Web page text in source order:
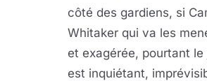
côté des gardiens, si
Whitaker qui va les
et exagérée, pourtant
est inquiétant,